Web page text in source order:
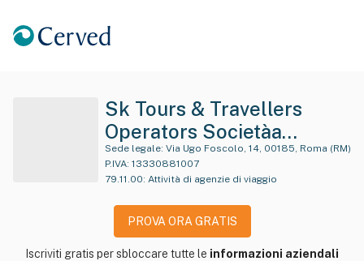
Sk Tours & Travellers
Operators Societàa
Responsabilita' Limitat A
Semplificata
Sede legale: Via Ugo Foscolo, 14, 00185, Roma (RM)
P.IVA: 13330881007
79.11.00: Attività di agenzie di viaggio
PROVA ORA GRATIS
Iscriviti gratis per sbloccare tutte le informazioni aziendali